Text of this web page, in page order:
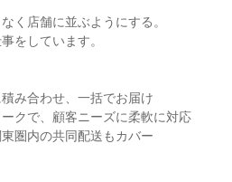
く店舗に並ぶようにする。
をしています。
み合わせ、一括でお届け
クで、顧客ニーズに柔軟に対応
圏内の共同配送もカバー